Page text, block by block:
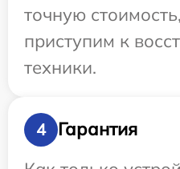
точную
приступим к
техники.
4
Гарантия